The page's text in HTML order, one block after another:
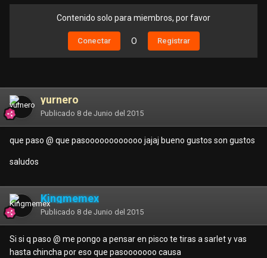
Contenido solo para miembros, por favor
Conectar O Registrar
yurnero
Publicado 8 de Junio del 2015
que paso @ que pasoooooooooooo jajaj bueno gustos son gustos
saludos
Kingmemex
Publicado 8 de Junio del 2015
Si si q paso @ me pongo a pensar en pisco te tiras a sarlet y vas
hasta chincha por eso que pasooooooo causa